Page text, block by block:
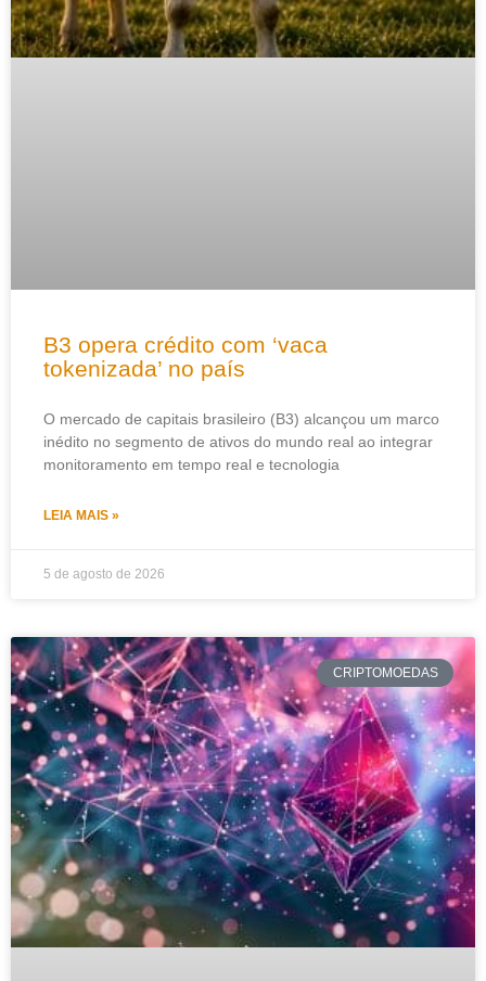
B3 opera crédito com ‘vaca
tokenizada’ no país
O mercado de capitais brasileiro (B3) alcançou um marco
inédito no segmento de ativos do mundo real ao integrar
monitoramento em tempo real e tecnologia
LEIA MAIS »
5 de agosto de 2026
CRIPTOMOEDAS